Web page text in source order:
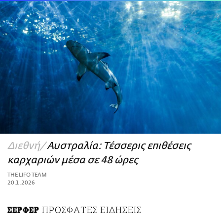
LIFO SHOP
NEWSLETTER
ΜΙΚΡΟΠΡΑΓΜΑΤΑ
THE GOOD LIFO
LIFOLAND
CITY GUIDE
ΑΜΠΑ
Διεθνή Αυστραλία: Τέσσερις επιθέσεις
καρχαριών μέσα σε 48 ώρες
THE LIFO TEAM
20.1.2026
ΣΕΡΦΕΡ ΠΡΟΣΦΑΤΕΣ ΕΙΔΗΣΕΙΣ